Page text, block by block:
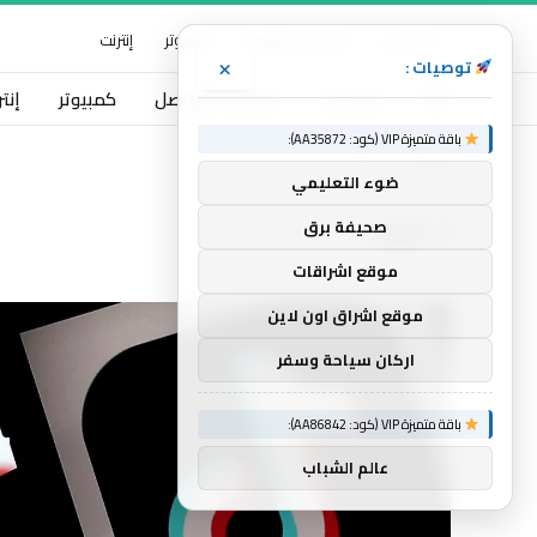
كمبيوتر إنترنت
خبرات نت منوعات التواصل كمبيوتر
الرئيسية » تعرفه
تعرفه
توصيات : ×
باقة متميزة VIP (كود: AA35872):
ضوء التعليمي
صحيفة برق
موقع اشراقات
موقع اشراق اون لاين
اركان سياحة وسفر
باقة متميزة VIP (كود: AA86842):
عالم الشباب